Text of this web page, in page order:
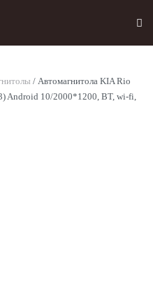
/ Автомагнитола KIA Rio
Android 10/2000*1200, BT, wi-fi,